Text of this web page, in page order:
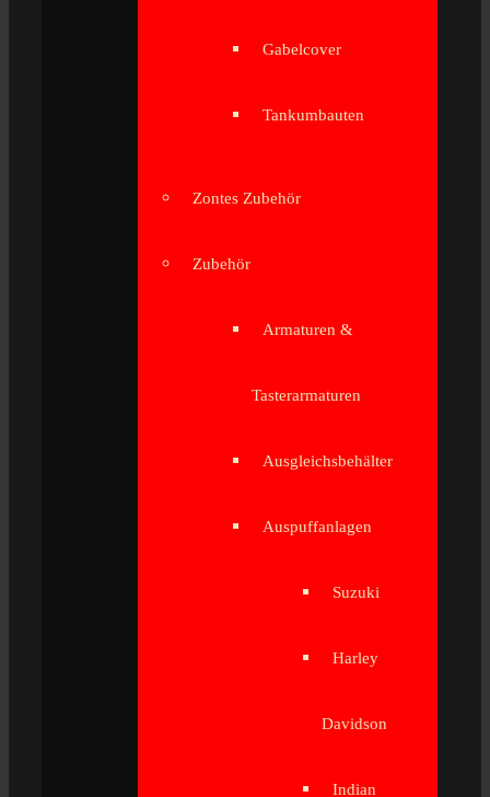
Gabelcover
Tankumbauten
Zontes Zubehör
Zubehör
Armaturen &
Tasterarmaturen
Ausgleichsbehälter
Auspuffanlagen
Suzuki
Harley
Davidson
Indian